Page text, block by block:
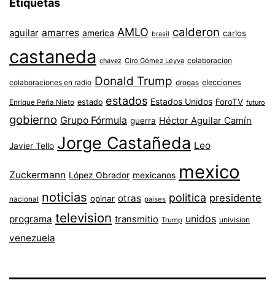
Etiquetas
aguilar amarres america AMLO brasil calderon carlos
castaneda chavez Ciro Gómez Leyva colaboracion
colaboraciones en radio Donald Trump drogas elecciones
Enrique Peña Nieto estado estados Estados Unidos ForoTV futuro
gobierno Grupo Fórmula guerra Héctor Aguilar Camín
Javier Tello Jorge Castañeda Leo
Zuckermann López Obrador mexicanos mexico
nacional noticias opinar otras paises politica presidente
programa television transmitio Trump unidos univision
venezuela